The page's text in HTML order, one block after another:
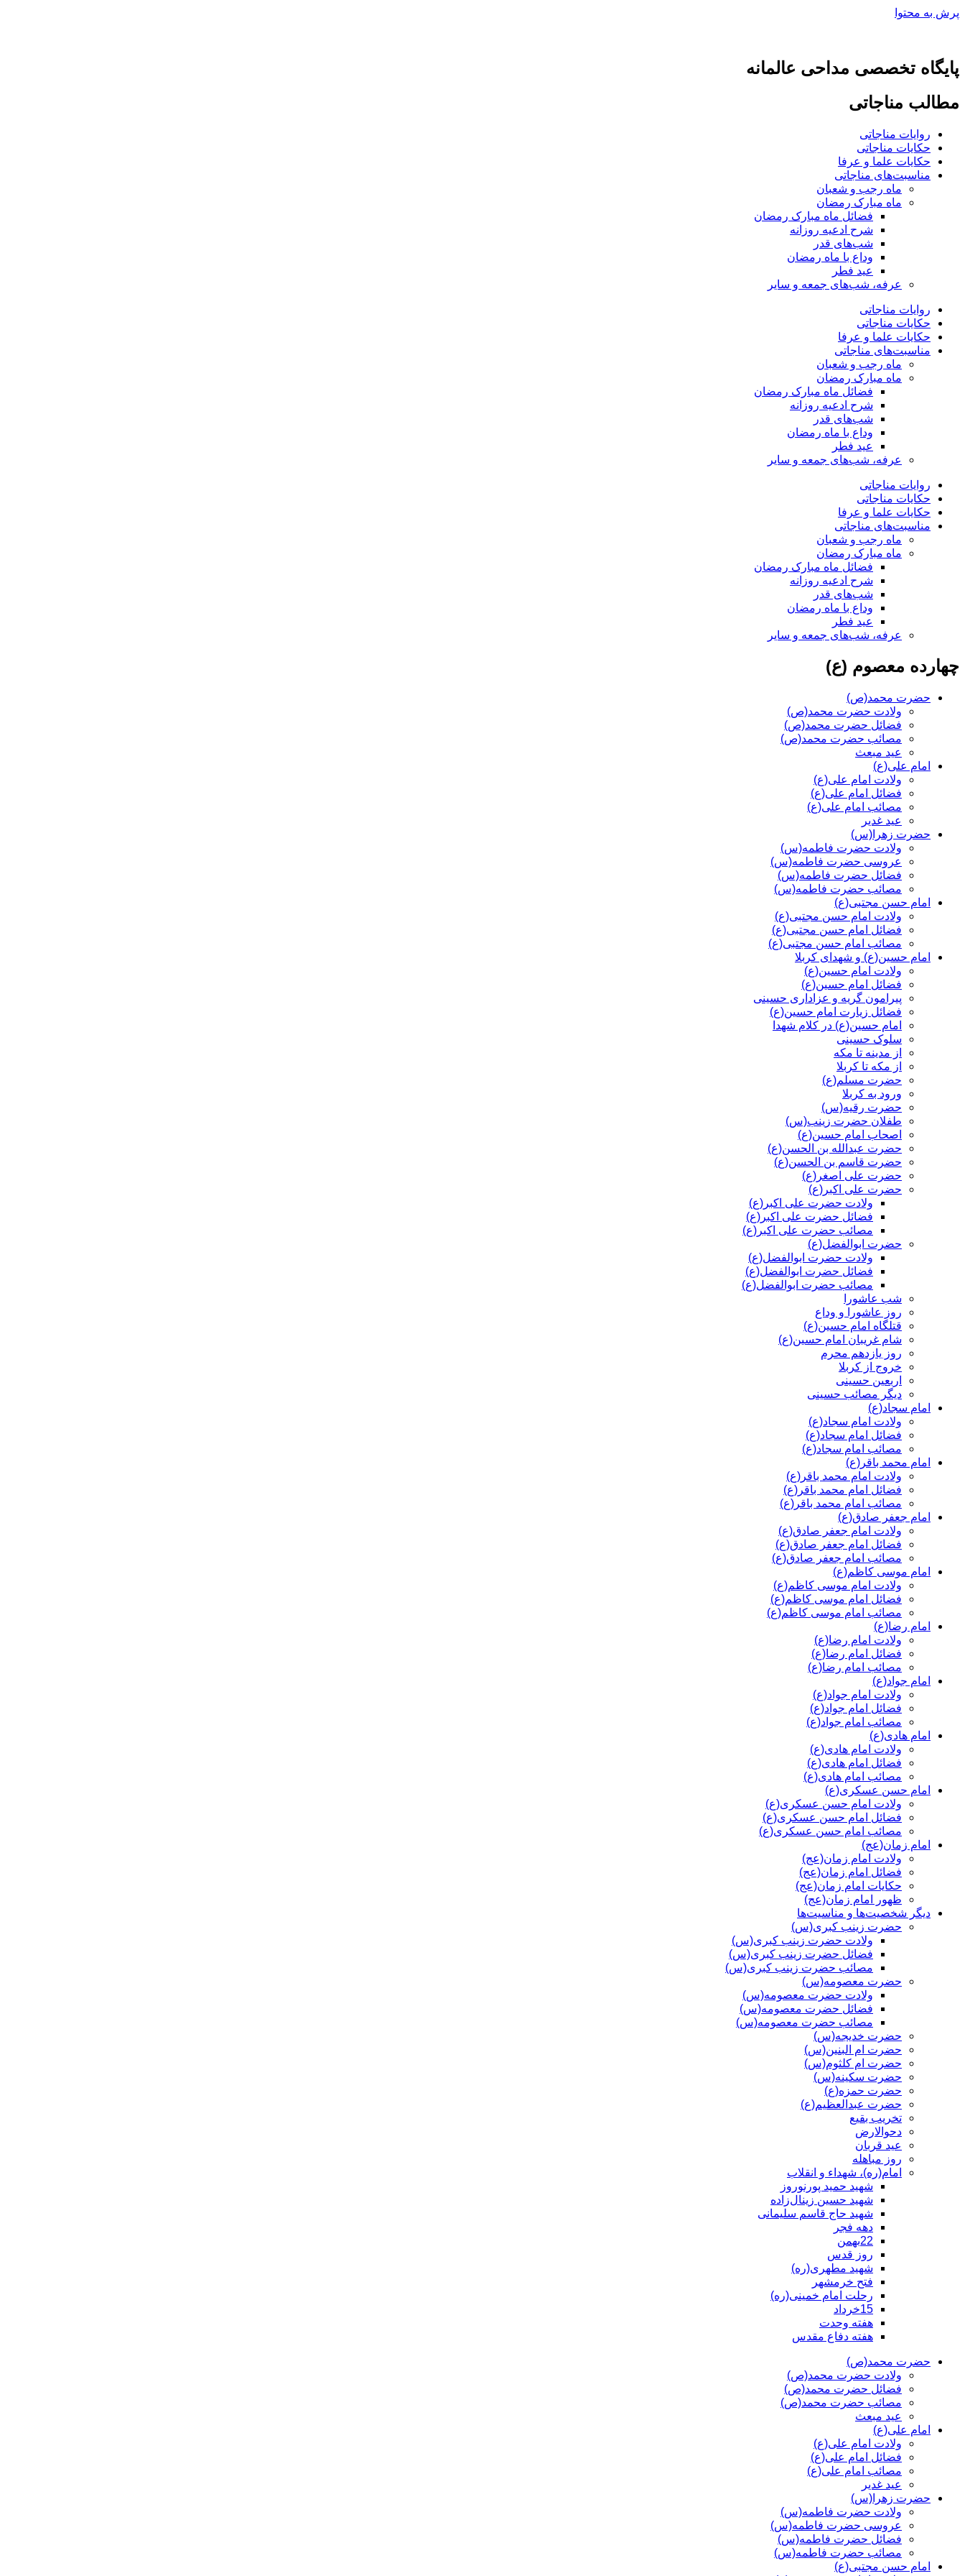
پرش به محتوا
پایگاه تخصصی مداحی عالمانه
مطالب مناجاتی
روایات مناجاتی
حکایات مناجاتی
حکایات علما و عرفا
مناسبت‌های مناجاتی
ماه رجب و شعبان
ماه مبارک رمضان
فضائل ماه مبارک رمضان
شرح ادعیه روزانه
شب‌های قدر
وداع با ماه رمضان
عید فطر
عرفه، شب‌های جمعه و سایر
روایات مناجاتی
حکایات مناجاتی
حکایات علما و عرفا
مناسبت‌های مناجاتی
ماه رجب و شعبان
ماه مبارک رمضان
فضائل ماه مبارک رمضان
شرح ادعیه روزانه
شب‌های قدر
وداع با ماه رمضان
عید فطر
عرفه، شب‌های جمعه و سایر
روایات مناجاتی
حکایات مناجاتی
حکایات علما و عرفا
مناسبت‌های مناجاتی
ماه رجب و شعبان
ماه مبارک رمضان
فضائل ماه مبارک رمضان
شرح ادعیه روزانه
شب‌های قدر
وداع با ماه رمضان
عید فطر
عرفه، شب‌های جمعه و سایر
چهارده معصوم (ع)
حضرت محمد(ص)
ولادت حضرت محمد(ص)
فضائل حضرت محمد(ص)
مصائب حضرت محمد(ص)
عید مبعث
امام علی(ع)
ولادت امام علی(ع)
فضائل امام علی(ع)
مصائب امام علی(ع)
عید غدیر
حضرت زهرا(س)
ولادت حضرت فاطمه(س)
عروسی حضرت فاطمه(س)
فضائل حضرت فاطمه(س)
مصائب حضرت فاطمه(س)
امام حسن مجتبی(ع)
ولادت امام حسن مجتبی(ع)
فضائل امام حسن مجتبی(ع)
مصائب امام حسن مجتبی(ع)
امام حسین(ع) و شهدای کربلا
ولادت امام حسین(ع)
فضائل امام حسین(ع)
پیرامون گریه و عزاداری حسینی
فضائل زیارت امام حسین(ع)
امام حسین(ع) در کلام شهدا
سلوک حسینی
از مدینه تا مکه
از مکه تا کربلا
حضرت مسلم(ع)
ورود به کربلا
حضرت رقیه(س)
طفلان حضرت زینب(س)
اصحاب امام حسین(ع)
حضرت عبدالله بن الحسن(ع)
حضرت قاسم بن الحسن(ع)
حضرت علی اصغر(ع)
حضرت علی اکبر(ع)
ولادت حضرت علی اکبر(ع)
فضائل حضرت علی اکبر(ع)
مصائب حضرت علی اکبر(ع)
حضرت ابوالفضل(ع)
ولادت حضرت ابوالفضل(ع)
فضائل حضرت ابوالفضل(ع)
مصائب حضرت ابوالفضل(ع)
شب عاشورا
روز عاشورا و وداع
قتلگاه امام حسین(ع)
شام غریبان امام حسین(ع)
روز یازدهم محرم
خروج از کربلا
اربعین حسینی
دیگر مصائب حسینی
امام سجاد(ع)
ولادت امام سجاد(ع)
فضائل امام سجاد(ع)
مصائب امام سجاد(ع)
امام محمد باقر(ع)
ولادت امام محمد باقر(ع)
فضائل امام محمد باقر(ع)
مصائب امام محمد باقر(ع)
امام جعفر صادق(ع)
ولادت امام جعفر صادق(ع)
فضائل امام جعفر صادق(ع)
مصائب امام جعفر صادق(ع)
امام موسی کاظم(ع)
ولادت امام موسی کاظم(ع)
فضائل امام موسی کاظم(ع)
مصائب امام موسی کاظم(ع)
امام رضا(ع)
ولادت امام رضا(ع)
فضائل امام رضا(ع)
مصائب امام رضا(ع)
امام جواد(ع)
ولادت امام جواد(ع)
فضائل امام جواد(ع)
مصائب امام جواد(ع)
امام هادی(ع)
ولادت امام هادی(ع)
فضائل امام هادی(ع)
مصائب امام هادی(ع)
امام حسن عسکری(ع)
ولادت امام حسن عسکری(ع)
فضائل امام حسن عسکری(ع)
مصائب امام حسن عسکری(ع)
امام زمان(عج)
ولادت امام زمان(عج)
فضائل امام زمان(عج)
حکایات امام زمان(عج)
ظهور امام زمان(عج)
دیگر شخصیت‌ها و مناسیت‌ها
حضرت زینب کبری(س)
ولادت حضرت زینب کبری(س)
فضائل حضرت زینب کبری(س)
مصائب حضرت زینب کبری(س)
حضرت معصومه(س)
ولادت حضرت معصومه(س)
فضائل حضرت معصومه(س)
مصائب حضرت معصومه(س)
حضرت خدیجه(س)
حضرت ام البنین(س)
حضرت ام کلثوم(س)
حضرت سکینه(س)
حضرت حمزه(ع)
حضرت عبدالعظیم(ع)
تخریب بقیع
دحوالارض
عید قربان
روز مباهله
امام(ره)، شهداء و انقلاب
شهید حمید پورنوروز
شهید حسین زینال‌زاده
شهید حاج قاسم سلیمانی
دهه فجر
22بهمن
روز قدس
شهید مطهری(ره)
فتح خرمشهر
رحلت امام خمینی(ره)
15خرداد
هفته وحدت
هفته دفاع مقدس
حضرت محمد(ص)
ولادت حضرت محمد(ص)
فضائل حضرت محمد(ص)
مصائب حضرت محمد(ص)
عید مبعث
امام علی(ع)
ولادت امام علی(ع)
فضائل امام علی(ع)
مصائب امام علی(ع)
عید غدیر
حضرت زهرا(س)
ولادت حضرت فاطمه(س)
عروسی حضرت فاطمه(س)
فضائل حضرت فاطمه(س)
مصائب حضرت فاطمه(س)
امام حسن مجتبی(ع)